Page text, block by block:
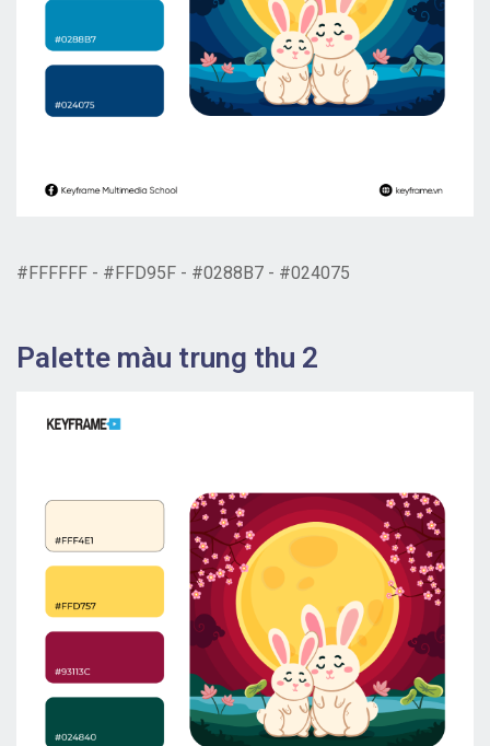
#FFFFFF - #FFD95F - #0288B7 - #024075
Palette màu trung thu 2